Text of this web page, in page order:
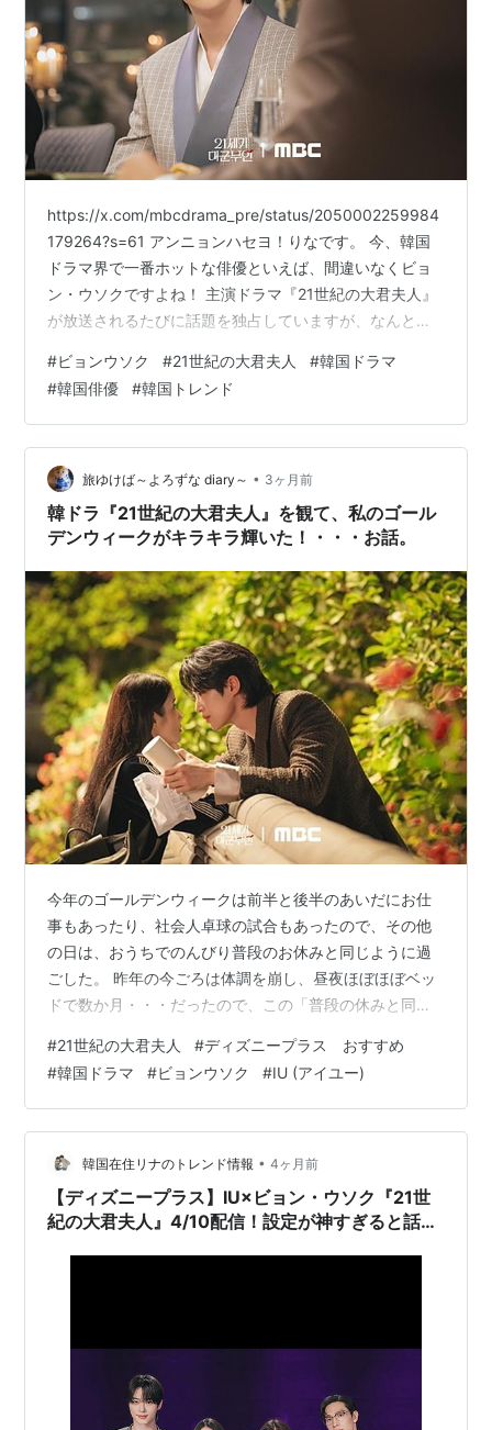
https://x.com/mbcdrama_pre/status/2050002259984
179264?s=61 アンニョンハセヨ！りなです。 今、韓国
ドラマ界で一番ホットな俳優といえば、間違いなくビョ
ン・ウソクですよね！ 主演ドラマ『21世紀の大君夫人』
が放送されるたびに話題を独占していますが、なんと最
とネット上で大きな注目を集めているんです👀💫 今回
は、美男美女すぎるビョン・ウソク姉弟のエピソード
と、絶好調なドラマの近況をまとめてお届けします😆
1、まるで双子！？美人すぎると話題の「ビョン・ウソク
の姉」 最近、韓国のオンラインコミュニテ…
#ビョンウソク #21世紀の大君夫人 #韓国ドラマ
#韓国俳優 #韓国トレンド
旅ゆけば～よろずな diary～ • 3ヶ月前
韓ドラ『21世紀の大君夫人』を観て、私のゴール
デンウィークがキラキラ輝いた！・・・お話。
今年のゴールデンウィークは前半と後半のあいだにお仕
事もあったり、社会人卓球の試合もあったので、その他
の日は、おうちでのんびり普段のお休みと同じように過
ごした。 昨年の今ごろは体調を崩し、昼夜ほぼほぼベッ
ドで数か月・・・だったので、この「普段の休みと同じ
感する。 そして！ 予定がなくとも私にはこれが！ これ
があるんですよ♥ 韓ドラ 『21世紀の大君夫人』
www.youtube.com 物語の舞台は、21世紀の立憲君主制
が残る韓国。財力も才能もすべてを手にしているが、平
民という身分に苛立つヒジュと、王子でありながら何も
持てないアンデグン。二人が身…
#21世紀の大君夫人 #ディズニープラス おすすめ
#韓国ドラマ #ビョンウソク #IU (アイユー)
韓国在住リナのトレンド情報 • 4ヶ月前
【ディズニープラス】IU×ビョン・ウソク『21世
紀の大君夫人』4/10配信！設定が神すぎると話